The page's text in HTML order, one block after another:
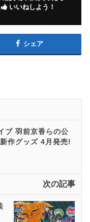
いいねしよう！
シェア
ブ 羽前京香らの公
作グッズ 4月発売!
次の記事